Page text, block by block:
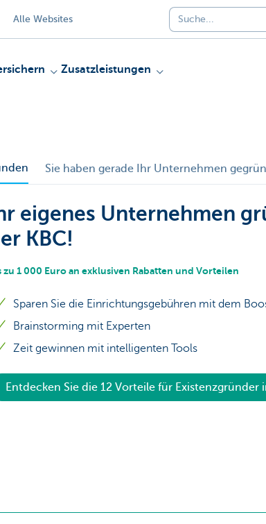
Alle Websites
Zusatzleistungen
Sie haben gerade Ihr Unternehmen
eigenes Unternehmen
KBC!
zu 1 000 Euro an exklusiven Rabatten und Vorteilen
Sparen Sie die Einrichtungsgebühren mit dem
Brainstorming mit Experten
Zeit gewinnen mit intelligenten Tools
Entdecken Sie die 12 Vorteile für Existenzgründer